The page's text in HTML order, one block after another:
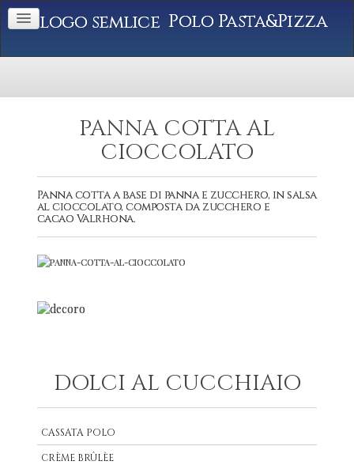
Polo Pasta&Pizza
PANNA COTTA AL
CIOCCOLATO
Panna cotta a base di panna e zucchero, in salsa
al cioccolato, composta da zucchero e
cacao Valrhona.
DOLCI AL CUCCHIAIO
CASSATA POLO
CRÈME BRÛLÈE